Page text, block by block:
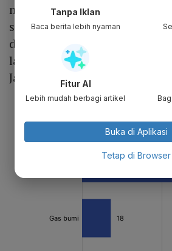
menerbitkan 265,71 juta
setara 21,43% dari modal
disetor. Tak hanya sektor
lainnya juga akan melantai di
Januari ini.
Tanpa Iklan
Baca berita lebih nyaman
Fitur AI
Lebih mudah berbagi artikel
Buka di Aplikasi
Tetap di Browser